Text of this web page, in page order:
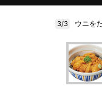
3/3 ウニを